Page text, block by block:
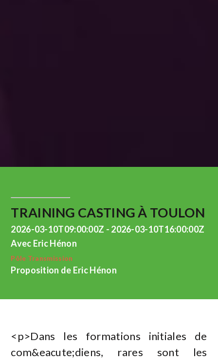
TRAINING CASTING À TOULON
2026-03-10T09:00:00Z - 2026-03-10T16:00:00Z
Avec Eric Hénon
Pôle Transmission
Proposition de Eric Hénon
<p>Dans les formations initiales de
com&eacute;diens, rares sont les